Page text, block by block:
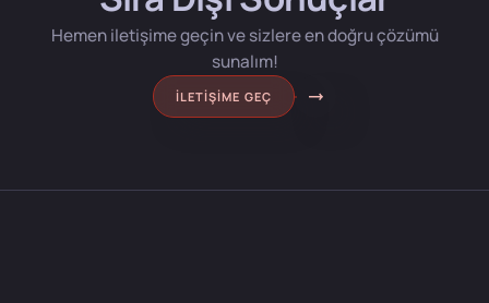
Hemen iletişime geçin ve sizlere en doğru çözümü
sunalım!
İLETIŞIME GEÇ